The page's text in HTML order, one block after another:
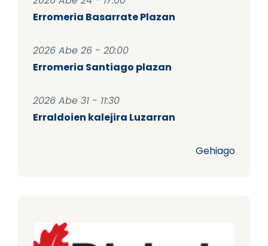
Erromeria Basarrate Plazan
2026 Abe 26 - 20:00
Erromeria Santiago plazan
2026 Abe 31 - 11:30
Erraldoien kalejira Luzarran
Gehiago